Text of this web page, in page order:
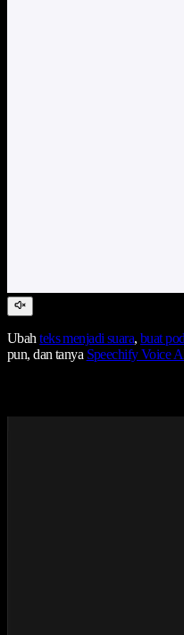
Ubahteks menjadi suara,buat
pun, dan tanya Speechify Voice